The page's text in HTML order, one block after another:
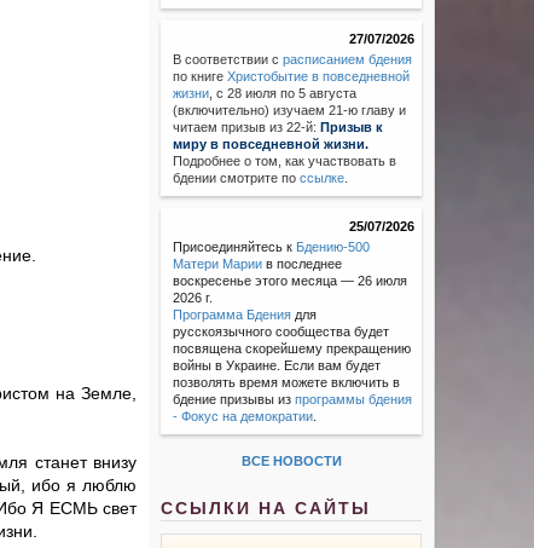
на Земле,
станет внизу
ибо я люблю
Я ЕСМЬ свет
27/07/2026
В соответствии с расписанием бдения
по книгеХристобытие в повседневной
жизни с 28 июля по 5 августа
(включительно) изучаем 21-ю главу и
читаем призыв из 22-й: Призыв к
миру в повседневной жизни.
Подробнее о том, как участвовать в
бдении смотрите поссылке
25/07/2026
Присоединяйтесь к Бдению-500
Матери Марии в последнее
воскресенье этого месяца — 26 июля
2026 г.
Программа Бдения для
русскоязычного сообщества будет
посвящена скорейшему прекращению
войны в Украине. Если вам будет
позволять время можете включить в
бдение призывы изпрограммы бдения
- Фокус на демократии
ВСЕ НОВОСТИ
ССЫЛКИ НА САЙТЫ